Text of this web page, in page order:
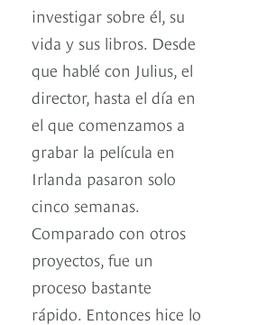
investigar sobre él, su
vida y sus libros. Desde
que hablé con Julius, el
director, hasta el día en
el que comenzamos a
grabar la película en
Irlanda pasaron solo
cinco semanas.
Comparado con otros
proyectos, fue un
proceso bastante
rápido. Entonces hice lo